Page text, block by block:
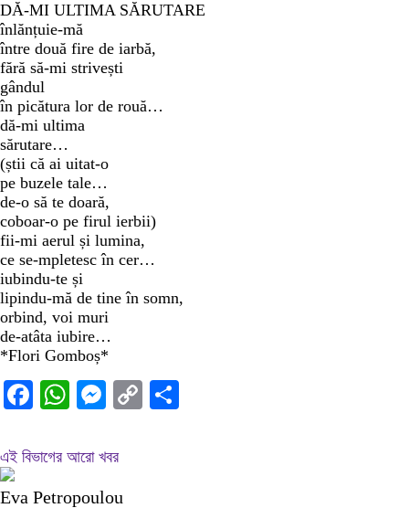
DĂ-MI ULTIMA SĂRUTARE
înlănțuie-mă
între două fire de iarbă,
fără să-mi strivești
gândul
în picătura lor de rouă…
dă-mi ultima
sărutare…
(știi că ai uitat-o
pe buzele tale…
de-o să te doară,
coboar-o pe firul ierbii)
fii-mi aerul și lumina,
ce se-mpletesc în cer…
iubindu-te și
lipindu-mă de tine în somn,
orbind, voi muri
de-atâta iubire…
*Flori Gomboș*
Facebook
WhatsApp
Messenger
Copy
এই বিভাগের আরো খবর
Eva Petropoulou